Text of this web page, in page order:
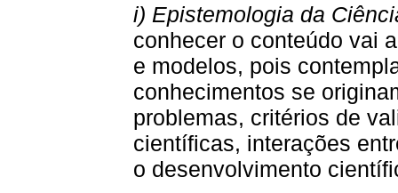
i) Epistemologia da
conhecer o conteúdo vai
e modelos, pois
conhecimentos se
problemas, critérios de
científicas, interações
o desenvolvimento